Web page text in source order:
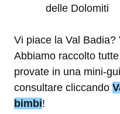
delle Dolomiti
Vi piace la Val
Abbiamo raccolto
provate in una mini-
consultare cliccando
bimbi!